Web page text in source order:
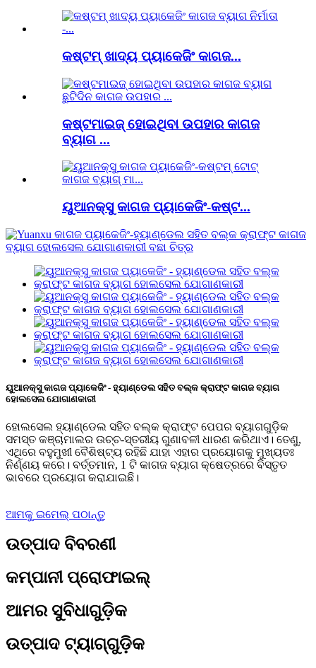
କଷ୍ଟମ୍ ଖାଦ୍ୟ ପ୍ୟାକେଜିଂ କାଗଜ...
କଷ୍ଟମାଇଜ୍ ହୋଇଥିବା ଉପହାର କାଗଜ
ବ୍ୟାଗ ...
ୟୁଆନକ୍ସୁ କାଗଜ ପ୍ୟାକେଜିଂ-କଷ୍ଟ...
ୟୁଆନକ୍ସୁ କାଗଜ ପ୍ୟାକେଜିଂ - ହ୍ୟାଣ୍ଡେଲ ସହିତ ବଲ୍କ କ୍ରାଫ୍ଟ କାଗଜ ବ୍ୟାଗ
ହୋଲସେଲ ଯୋଗାଣକାରୀ
ହୋଲସେଲ ହ୍ୟାଣ୍ଡେଲ ସହିତ ବଲ୍କ କ୍ରାଫ୍ଟ ପେପର ବ୍ୟାଗଗୁଡ଼ିକ
ସମସ୍ତ କଞ୍ଚାମାଲର ଉଚ୍ଚ-ସ୍ତରୀୟ ଗୁଣାବଳୀ ଧାରଣ କରିଥାଏ। ତେଣୁ,
ଏଥିରେ ବହୁମୁଖୀ ବୈଶିଷ୍ଟ୍ୟ ରହିଛି ଯାହା ଏହାର ପ୍ରୟୋଗକୁ ମୁଖ୍ୟତଃ
ନିର୍ଣ୍ଣୟ କରେ। ବର୍ତ୍ତମାନ, 1 ଟି କାଗଜ ବ୍ୟାଗ କ୍ଷେତ୍ରରେ ବିସ୍ତୃତ
ଭାବରେ ପ୍ରୟୋଗ କରାଯାଇଛି।
ଆମକୁ ଇମେଲ୍ ପଠାନ୍ତୁ
ଉତ୍ପାଦ ବିବରଣୀ
କମ୍ପାନୀ ପ୍ରୋଫାଇଲ୍
ଆମର ସୁବିଧାଗୁଡ଼ିକ
ଉତ୍ପାଦ ଟ୍ୟାଗ୍‌ଗୁଡ଼ିକ